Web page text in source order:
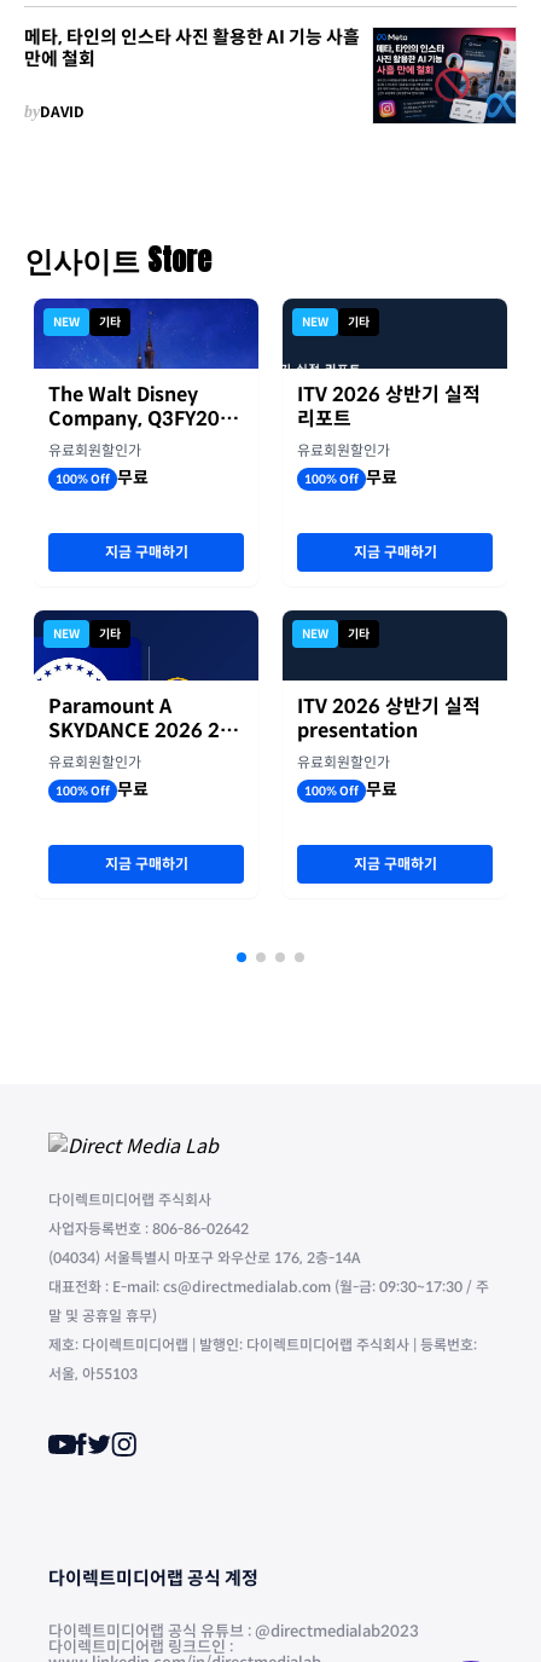
메타, 타인의 인스타 사진 활용한 AI 기능 사흘
만에 철회
byDAVID
인사이트 Store
NEW 기타
The Walt Disney
Company, Q3FY2026
실적자료
유료회원할인가
100% Off 무료
지금 구매하기
NEW 기타
Paramount A
SKYDANCE 2026 2분
기 실적
유료회원할인가
100% Off 무료
지금 구매하기
NEW 기타
ITV 2026 상반기 실적
리포트
유료회원할인가
100% Off 무료
지금 구매하기
NEW 기타
ITV 2026 상반기 실적
presentation
유료회원할인가
100% Off 무료
지금 구매하기
다이렉트미디어랩 주식회사
사업자등록번호 : 806-86-02642
(04034) 서울특별시 마포구 와우산로 176, 2층-14A
대표전화 : E-mail: cs@directmedialab.com (월-금: 09:30~17:30 / 주
말 및 공휴일 휴무)
제호: 다이렉트미디어랩 | 발행인: 다이렉트미디어랩 주식회사 | 등록번호:
서울, 아55103
다이렉트미디어랩 공식 계정
다이렉트미디어랩 공식 유튜브 : @directmedialab2023
다이렉트미디어랩 링크드인 :